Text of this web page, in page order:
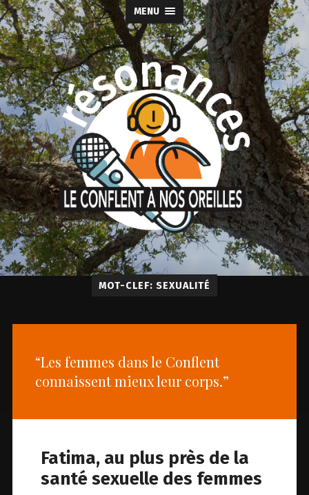
MENU
MOT-CLEF: SEXUALITÉ
“Les femmes dans le Conflent
connaissent mieux leur corps.”
Fatima, au plus près de la
santé sexuelle des femmes